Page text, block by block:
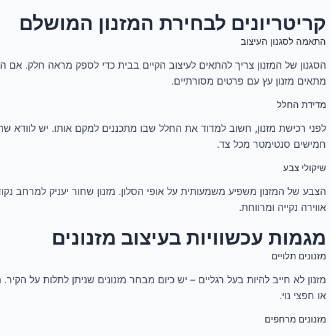
קריטריונים לבחירת המזנון המושלם
התאמה לסגנון העיצוב
הסגנון של המזנון צריך להתאים לעיצוב הקיים בבית כדי לספק מראה חלק. אם
מתאים מזנון עץ עם פרטים מסורתיים.
מדידת החלל
לפני רכישת מזנון, חשוב למדוד את החלל שבו מתכננים למקם אותו. יש
חמישים סנטימטר מכל צד.
שיקולי צבע
הצבע של המזנון משפיע משמעותית על אופי הסלון. מזנון שחור יעניק למרחב
אווירה נקייה ומרווחת.
מגמות עכשוויות בעיצוב מזנונים
מזנונים תלויים
מזנון לא חייב להיות בעל רגליים – יש כיום מבחר מזנונים שניתן לתלות על
או חפצי נוי.
מזנונים מרחפים